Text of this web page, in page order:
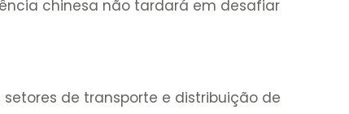
chinesa não tardará em desafiar
de transporte e distribuição de